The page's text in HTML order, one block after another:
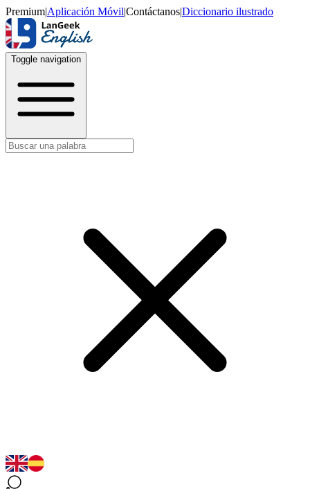
Premium|Aplicación Móvil|Contáctanos|Diccionario ilustrado
Toggle navigation